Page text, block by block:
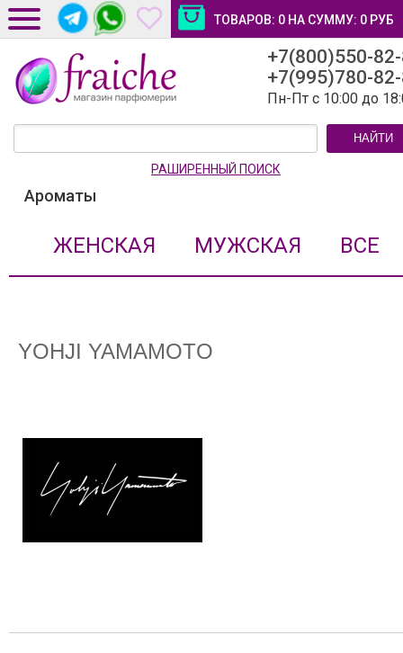
ТОВАРОВ: 0 НА СУММУ: 0 РУБ
ДОСТАВКА И ОПЛАТА
НОВОСТИ И СТАТЬИ
+7(800)550-
+7(995)780-
Пн-Пт с 10:00 до
НАЙТИ
РАШИРЕННЫЙ ПОИСК
Ароматы
ЖЕНСКАЯ МУЖСКАЯ ВСЕ
YOHJI YAMAMOTO